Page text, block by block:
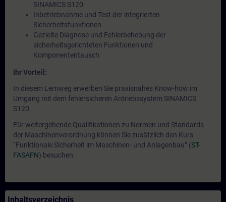
SINAMICS S120
Inbetriebnahme und Test der integrierten
Sicherheitsfunktionen
Gezielte Diagnose und Fehlerbehebung der
sicherheitsgerichteten Funktionen und
Komponententausch
Ihr Vorteil:
In diesem Lernweg erwerben Sie praxisnahes Know-how im
Umgang mit dem fehlersicheren Antriebssystem SINAMICS
S120.
Für weitergehende Qualifikationen zu Normen und Standards
der Maschinenverordnung können Sie zusätzlich den Kurs
“Funktionale Sicherheit im Maschinen- und Anlagenbau” (ST-
FASAFN) besuchen.
Inhaltsverzeichnis